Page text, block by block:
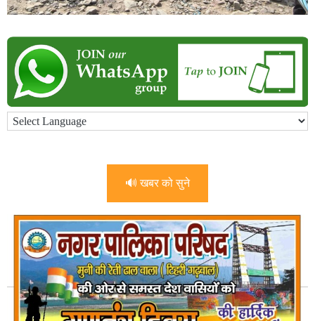
🔊 खबर को सुने